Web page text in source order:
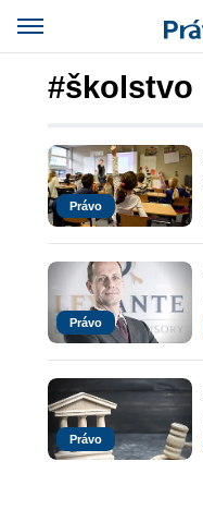
#školstvo
Právo
Právo
Právo